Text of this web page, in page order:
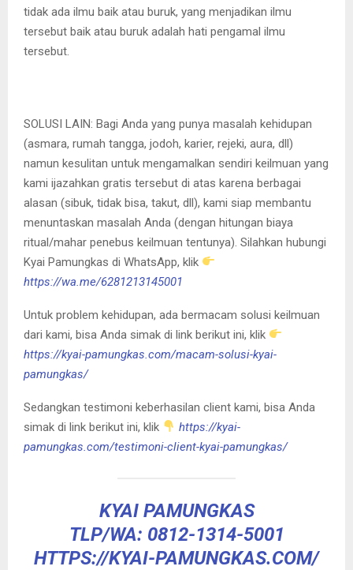
tidak ada ilmu baik atau buruk, yang menjadikan ilmu
tersebut baik atau buruk adalah hati pengamal ilmu
tersebut.
SOLUSI LAIN: Bagi Anda yang punya masalah kehidupan
(asmara, rumah tangga, jodoh, karier, rejeki, aura, dll)
namun kesulitan untuk mengamalkan sendiri keilmuan yang
kami ijazahkan gratis tersebut di atas karena berbagai
alasan (sibuk, tidak bisa, takut, dll), kami siap membantu
menuntaskan masalah Anda (dengan hitungan biaya
ritual/mahar penebus keilmuan tentunya). Silahkan hubungi
Kyai Pamungkas di WhatsApp, klik
https://wa.me/6281213145001
Untuk problem kehidupan, ada bermacam solusi keilmuan
dari kami, bisa Anda simak di link berikut ini, klik
https://kyai-pamungkas.com/macam-solusi-kyai-
pamungkas/
Sedangkan testimoni keberhasilan client kami, bisa Anda
simak di link berikut ini, klik
https://kyai-
pamungkas.com/testimoni-client-kyai-pamungkas/
KYAI PAMUNGKAS
TLP/WA: 0812-1314-5001
HTTPS://KYAI-PAMUNGKAS.COM/